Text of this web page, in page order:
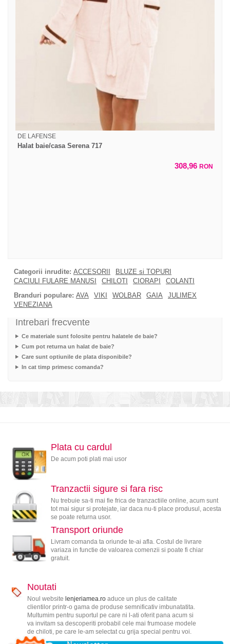
DE LAFENSE
Halat baie/casa Serena 717
308,96 RON
Categorii inrudite: ACCESORII
BLUZE si TOPURI
CACIULI FULARE MANUSI
CHILOTI CIORAPI
COLANTI
Branduri populare: AVA VIKI WOLBAR GAIA
JULIMEX
VENEZIANA
Intrebari frecvente
Ce materiale sunt folosite pentru halatele de baie?
Cum pot returna un halat de baie?
Care sunt optiunile de plata disponibile?
In cat timp primesc comanda?
Plata cu cardul
De acum poti plati mai usor
Tranzactii sigure si fara risc
Nu trebuie sa-ti mai fie frica de tranzactiile online, acum sunt
tot mai sigur si protejate, iar daca nu-ti place produsul, acesta
se poate returna usor.
Transport oriunde
Livram comanda ta oriunde te-ai afla. Costul de livrare
variaza in functie de valoarea comenzii si poate fi chiar
gratuit.
Noutati
Noul website lenjeriamea.roaduce un plus de calitate
clientilor printr-o gama de produse semnificativ imbunatatita.
Multumim pentru suportul pe care ni l-ati oferit pana acum si
va invitam sa descoperiti probabil cele mai frumoase modele
de chiloti, pe care le-am selectat cu grija special pentru voi.